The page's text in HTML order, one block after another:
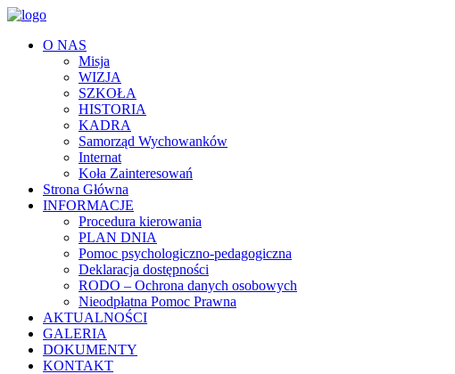
O NAS
Misja
WIZJA
SZKOŁA
HISTORIA
KADRA
Samorząd Wychowanków
Internat
Koła Zainteresowań
Strona Główna
INFORMACJE
Procedura kierowania
PLAN DNIA
Pomoc psychologiczno-pedagogiczna
Deklaracja dostępności
RODO – Ochrona danych osobowych
Nieodpłatna Pomoc Prawna
AKTUALNOŚCI
GALERIA
DOKUMENTY
KONTAKT